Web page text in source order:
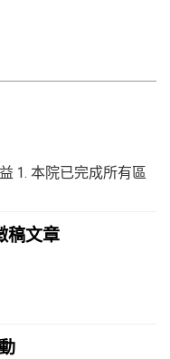
1. 本院已完成所有區
稿文章